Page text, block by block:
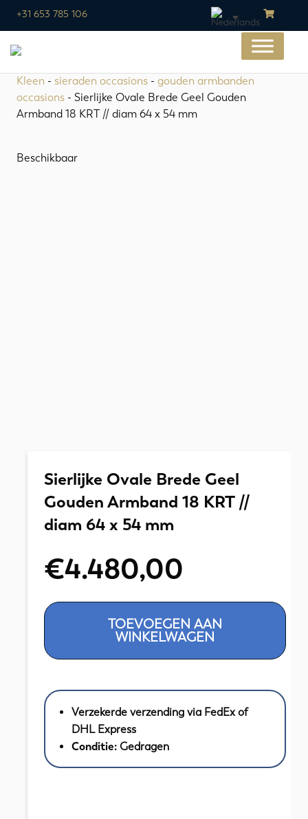
+31 653 785 106
Kleen - sieraden occasions - gouden armbanden
occasions - Sierlijke Ovale Brede Geel Gouden
Armband 18 KRT // diam 64 x 54 mm
Beschikbaar
Sierlijke Ovale Brede Geel
Gouden Armband 18 KRT //
diam 64 x 54 mm
€4.480,00
Sierlijke
Brede
Geel
Armband
diam
TOEVOEGEN AAN
WINKELWAGEN
Verzekerde verzending via FedEx of
DHL Express
Conditie: Gedragen